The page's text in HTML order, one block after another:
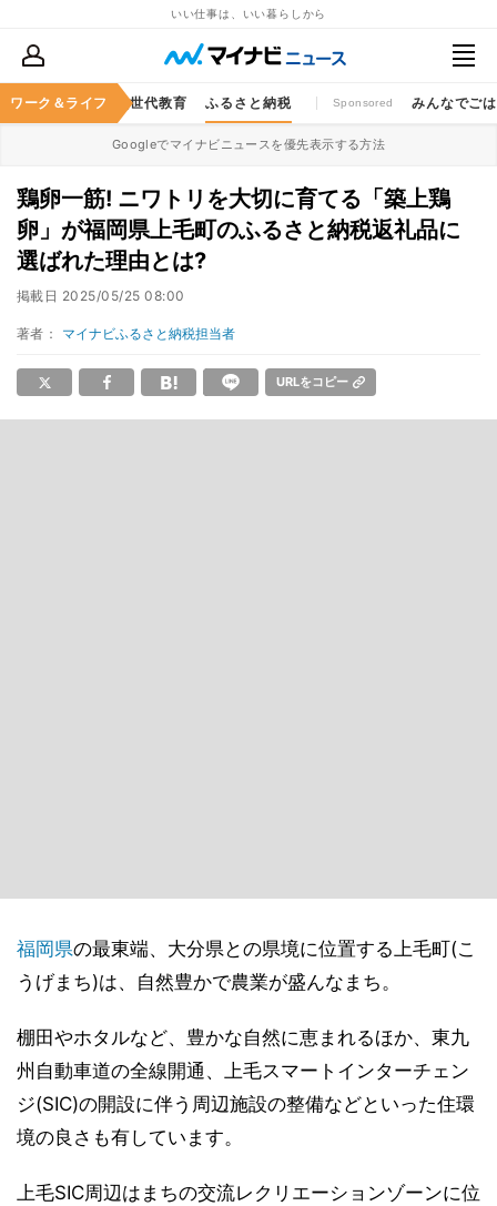
いい仕事は、いい暮らしから
ワーク＆ライフ
ャッシュレス 次世代教育 ふるさと納税 Sponsored みんなでご
Googleでマイナビニュースを優先表示する方法
鶏卵一筋! ニワトリを大切に育てる「築上鶏
卵」が福岡県上毛町のふるさと納税返礼品に
選ばれた理由とは?
掲載日 2025/05/25 08:00
著者： マイナビふるさと納税担当者
URLをコピー
福岡県の最東端、大分県との県境に位置する上毛町(こ
うげまち)は、自然豊かで農業が盛んなまち。
棚田やホタルなど、豊かな自然に恵まれるほか、東九
州自動車道の全線開通、上毛スマートインターチェン
ジ(SIC)の開設に伴う周辺施設の整備などといった住環
境の良さも有しています。
上毛SIC周辺はまちの交流レクリエーションゾーンに位